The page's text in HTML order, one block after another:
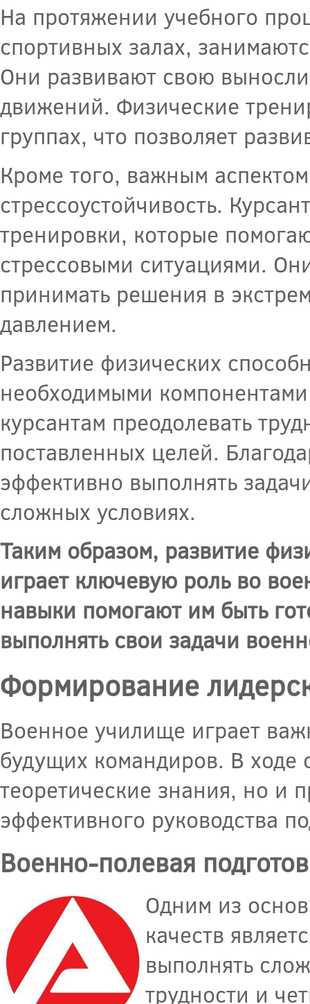
На протяжении учебного
спортивных залах,
Они развивают свою
движений. Физические
группах, что позволяет
Кроме того, важным
стрессоустойчивость.
тренировки, которые
стрессовыми ситуациями.
принимать решения в
давлением.
Развитие физических
необходимыми
курсантам преодолевать
поставленных целей.
эффективно выполнять
сложных условиях.
Таким образом, развитие
играет ключевую роль во
навыки помогают им быть
выполнять свои задачи
Формирование
Военное училище играет
будущих командиров. В ходе
теоретические знания, но и
эффективного руководства
Военно-полевая
Одним из
качеств
выполнять
трудности и